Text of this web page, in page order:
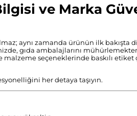
ve Marka
aynı zamanda ürünün ilk bakışta
gıda ambalajlarını
seçeneklerinde baskılı etiket
her detaya taşıyın.